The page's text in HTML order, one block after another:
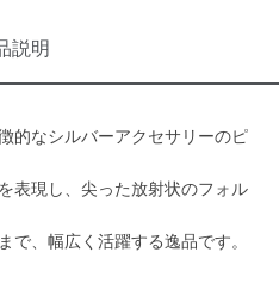
説明
的なシルバーアクセサリーのピ
表現し、尖った放射状のフォル
で、幅広く活躍する逸品です。